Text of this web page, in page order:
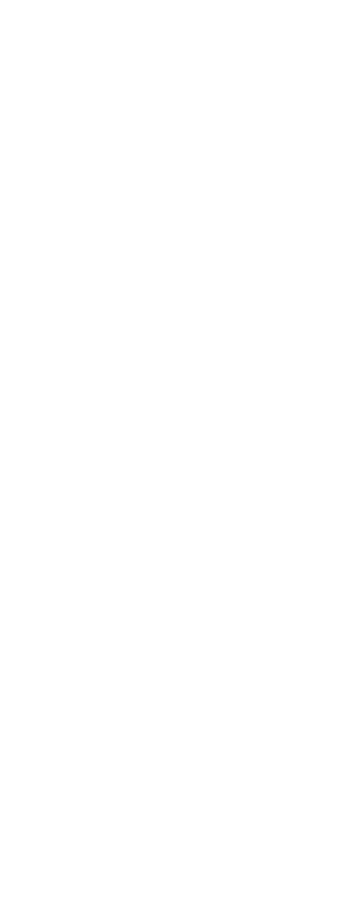
Empresarial, que aportó
de referencia y a Protección
Palmera, Laura Sánchez, que
de convivencia donde las
«por el deporte y por una